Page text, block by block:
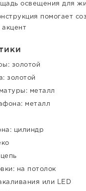
освещения для
помогает
золотой
золотой
металл
металл
цилиндр
на потолок
или LED